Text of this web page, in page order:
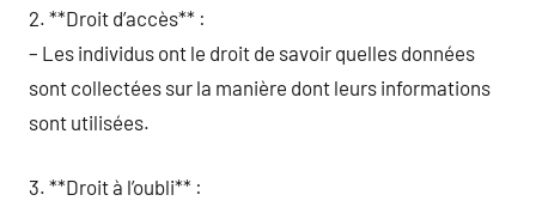
2. **Droit d’accès** :
– Les individus ont le droit de savoir quelles données
sont collectées sur la manière dont leurs informations
sont utilisées.
3. **Droit à l’oubli** :